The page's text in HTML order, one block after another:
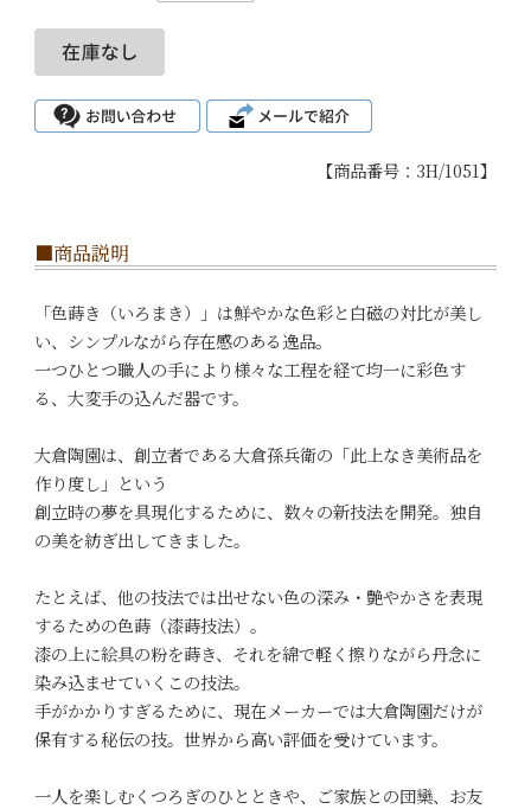
【商品番号：3H/1051】
■商品説明
「色蒔き（いろまき）」は鮮やかな色彩と白磁の対比が美し
い、シンプルながら存在感のある逸品。
一つひとつ職人の手により様々な工程を経て均一に彩色す
る、大変手の込んだ器です。
大倉陶園は、創立者である大倉孫兵衛の「此上なき美術品を
作り度し」という
創立時の夢を具現化するために、数々の新技法を開発。独自
の美を紡ぎ出してきました。
たとえば、他の技法では出せない色の深み・艶やかさを表現
するための色蒔（漆蒔技法）。
漆の上に絵具の粉を蒔き、それを綿で軽く擦りながら丹念に
染み込ませていくこの技法。
手がかかりすぎるために、現在メーカーでは大倉陶園だけが
保有する秘伝の技。世界から高い評価を受けています。
一人を楽しむくつろぎのひとときや、ご家族との団欒、お友